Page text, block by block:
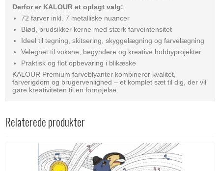
Derfor er KALOUR et oplagt valg:
72 farver inkl. 7 metalliske nuancer
Blød, brudsikker kerne med stærk farveintensitet
Ideel til tegning, skitsering, skyggelægning og farvelægning
Velegnet til voksne, begyndere og kreative hobbyprojekter
Praktisk og flot opbevaring i blikæske
KALOUR Premium farveblyanter kombinerer kvalitet,
farverigdom og brugervenlighed – et komplet sæt til dig, der vil
gøre kreativiteten til en fornøjelse.
Relaterede produkter